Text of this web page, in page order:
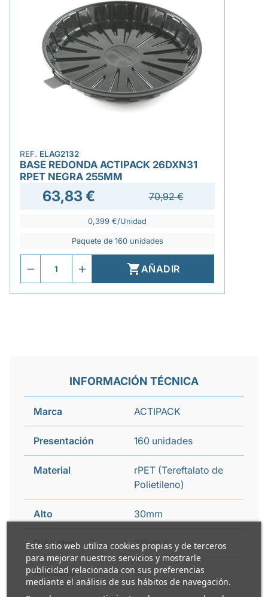
Este sitio web utiliza cookies propias y de terceros
para mejorar nuestros servicios y mostrarle
publicidad relacionada con sus preferencias
mediante el análisis de sus hábitos de navegación.
REF. ELAG2132
BASE REDONDA ACTIPACK 26DXN31
RPET NEGRA 255MM
63,83 € 70,92 €
0,399 €/Unidad
Paquete de 160 unidades
AÑADIR
INFORMACIÓN TÉCNICA
Marca ACTIPACK
Presentación 160 unidades
Material
rPET (Tereftalato de
Polietileno)
Alto 30mm
Diámetro 255mm
Antivaho Si